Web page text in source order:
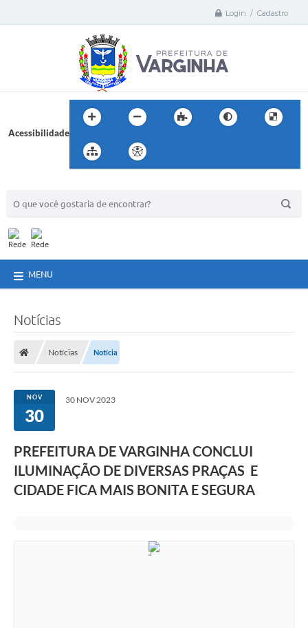
Login / Cadastro
Acessibilidade
MENU
Notícias
Notícias Notícia
NOV
30
30 NOV 2023
PREFEITURA DE VARGINHA CONCLUI
ILUMINAÇÃO DE DIVERSAS PRAÇAS E
CIDADE FICA MAIS BONITA E SEGURA